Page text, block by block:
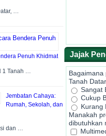
…
Penuh Khidmat
1 Tanah …
Jembatan Cahaya:
Rumah, Sekolah, dan
dan …
Jajak
Bagaimana
Tanah
Sangat
Cukup
Kurang
Manakah
dibutuhkan